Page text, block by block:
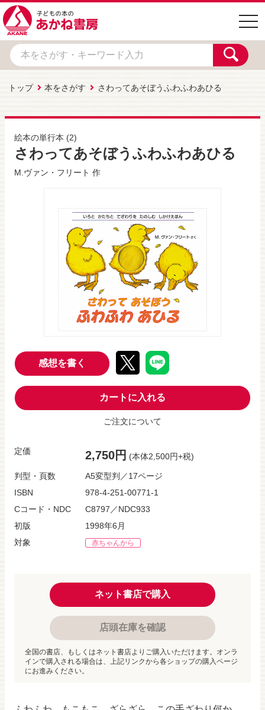
トップ 本をさがす さわってあそぼうふわふわあひる
絵本の単行本 (2)
さわってあそぼうふわふわあひる
M.ヴァン・フリート 作
感想を書く
カートに入れる
ご注文について
定価 2,750円 (本体2,500円+税)
判型・頁数
A5変型判／17ページ
ISBN
978-4-251-00771-1
Cコード・NDC
C8797／NDC933
初版
1998年6月
対象
赤ちゃんから
ネット書店で購入
店頭在庫を確認
全国の書店、もしくはネット書店よりご購入いただけます。オンラ
インで購入される場合は、上記リンクから各ショップの購入ページ
にお進みください。